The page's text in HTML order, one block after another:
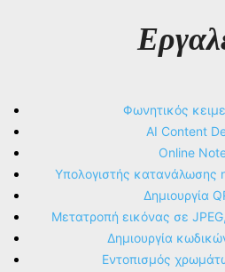
Φωνητικός
AI Content
Online
Υπολογιστής κατανάλωσης
Δημιουργία
Μετατροπή εικόνας σε
Δημιουργία
Εντοπισμός